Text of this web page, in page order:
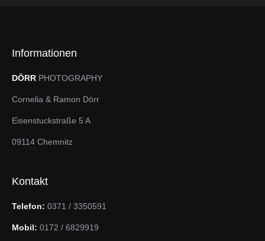
Informationen
DÖRR PHOTOGRAPHY
Cornelia & Ramon Dörr
Eisenstuckstraße 5 A
09114 Chemnitz
Kontakt
Telefon: 0371 / 3350591
Mobil: 0172 / 6829919